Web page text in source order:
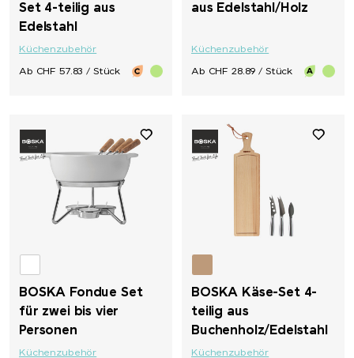
Set 4-teilig aus
Edelstahl
Küchenzubehör
Ab CHF 57.83 / Stück
aus Edelstahl/Holz
Küchenzubehör
Ab CHF 28.89 / Stück
BOSKA Fondue Set
für zwei bis vier
Personen
Küchenzubehör
BOSKA Käse-Set 4-
teilig aus
Buchenholz/Edelstahl
Küchenzubehör
Torino
Trauffer
Trolli
Victorinox
Vinga
Vonmählen